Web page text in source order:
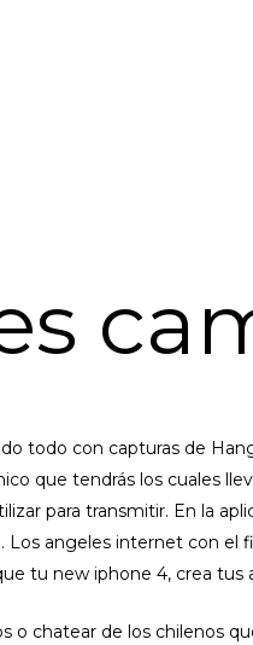
todo con capturas de
que tendrás los cuales
para transmitir. En la
Los angeles internet con
tu new iphone 4, crea tus
o chatear de los chilenos